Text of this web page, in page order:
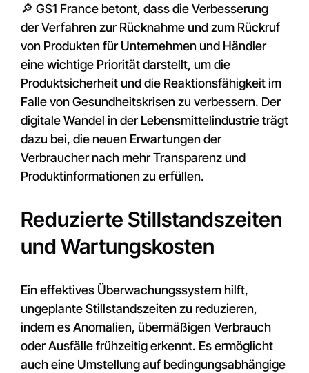
🔎 GS1 France betont, dass die Verbesserung
der Verfahren zur Rücknahme und zum Rückruf
von Produkten für Unternehmen und Händler
eine wichtige Priorität darstellt, um die
Produktsicherheit und die Reaktionsfähigkeit im
Falle von Gesundheitskrisen zu verbessern. Der
digitale Wandel in der Lebensmittelindustrie trägt
dazu bei, die neuen Erwartungen der
Verbraucher nach mehr Transparenz und
Produktinformationen zu erfüllen.
Reduzierte Stillstandszeiten
und Wartungskosten
Ein effektives Überwachungssystem hilft,
ungeplante Stillstandszeiten zu reduzieren,
indem es Anomalien, übermäßigen Verbrauch
oder Ausfälle frühzeitig erkennt. Es ermöglicht
auch eine Umstellung auf bedingungsabhängige